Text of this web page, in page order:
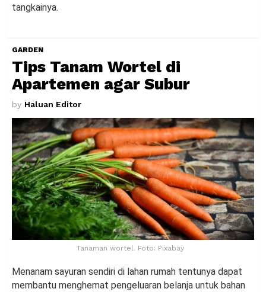
tangkainya.
GARDEN
Tips Tanam Wortel di
Apartemen agar Subur
by Haluan Editor
Tanaman wortel. Foto: Pixabay
Menanam sayuran sendiri di lahan rumah tentunya dapat
membantu menghemat pengeluaran belanja untuk bahan